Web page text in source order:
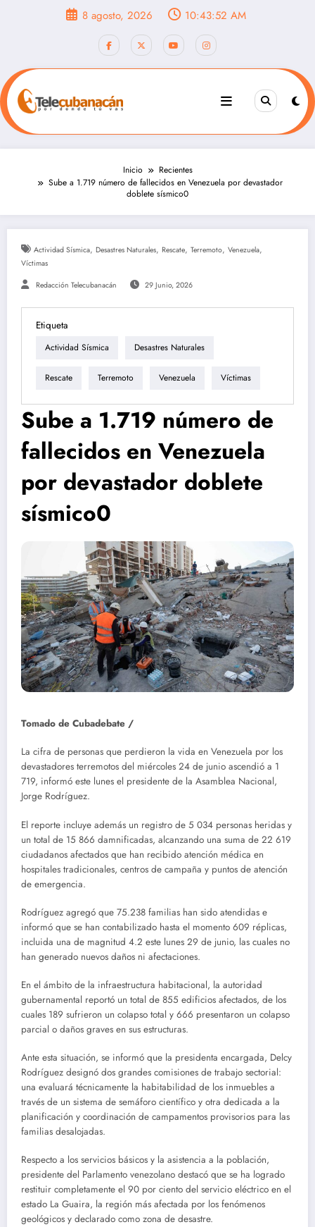
8 agosto, 2026 10:43:54 AM
Inicio
Recientes
Sube a 1.719 número de fallecidos en Venezuela por devastador
doblete sísmico0
Actividad Sísmica, Desastres Naturales, Rescate, Terremoto, Venezuela,
Víctimas
Redacción Telecubanacán 29 Junio, 2026
Etiqueta
Actividad Sísmica Desastres Naturales
Rescate Terremoto Venezuela Víctimas
Sube a 1.719 número de
fallecidos en Venezuela
por devastador doblete
sísmico0
Tomado de Cubadebate /
La cifra de personas que perdieron la vida en Venezuela por los
devastadores terremotos del miércoles 24 de junio ascendió a 1
719, informó este lunes el presidente de la Asamblea Nacional,
Jorge Rodríguez.
El reporte incluye además un registro de 5 034 personas heridas y
un total de 15 866 damnificadas, alcanzando una suma de 22 619
ciudadanos afectados que han recibido atención médica en
hospitales tradicionales, centros de campaña y puntos de atención
de emergencia.
Rodríguez agregó que 75.238 familias han sido atendidas e
informó que se han contabilizado hasta el momento 609 réplicas,
incluida una de magnitud 4.2 este lunes 29 de junio, las cuales no
han generado nuevos daños ni afectaciones.
En el ámbito de la infraestructura habitacional, la autoridad
gubernamental reportó un total de 855 edificios afectados, de los
cuales 189 sufrieron un colapso total y 666 presentaron un colapso
parcial o daños graves en sus estructuras.
Ante esta situación, se informó que la presidenta encargada, Delcy
Rodríguez designó dos grandes comisiones de trabajo sectorial:
una evaluará técnicamente la habitabilidad de los inmuebles a
través de un sistema de semáforo científico y otra dedicada a la
planificación y coordinación de campamentos provisorios para las
familias desalojadas.
Respecto a los servicios básicos y la asistencia a la población,
presidente del Parlamento venezolano destacó que se ha logrado
restituir completamente el 90 por ciento del servicio eléctrico en el
estado La Guaira, la región más afectada por los fenómenos
geológicos y declarado como zona de desastre.